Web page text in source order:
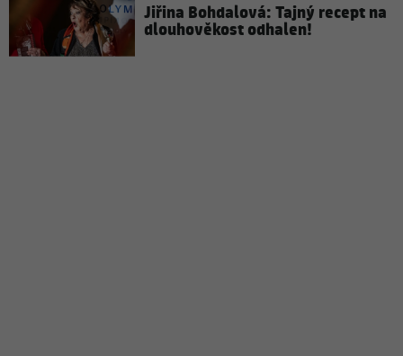
Jiřina Bohdalová: Tajný recept na
dlouhověkost odhalen!